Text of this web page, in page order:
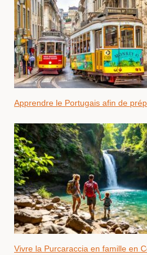
Apprendre le Portugais afin de
Vivre la Purcaraccia en famille en